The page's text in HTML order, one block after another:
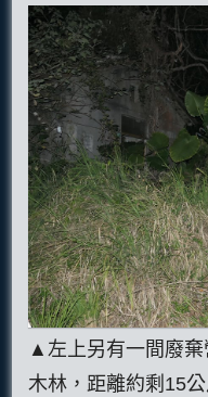
▲左上另有一間廢棄
木林，距離約剩15公